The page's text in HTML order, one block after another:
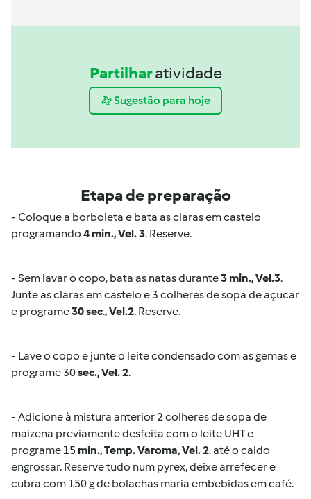
Partilharatividade
Sugestão para hoje
Etapa de preparação
- Coloque a borboleta e bata as claras em castelo
programando 4 min., Vel. 3. Reserve.
- Sem lavar o copo, bata as natas durante3 min., Vel.3.
Junte as claras em castelo e 3 colheres de sopa de açucar
e programe30 sec., Vel.2. Reserve.
- Lave o copo e junte o leite condensado com as gemas e
programe 30sec., Vel. 2.
- Adicione à mistura anterior 2 colheres de sopa de
maizena previamente desfeita com o leite UHT e
programe 15 min., Temp. Varoma, Vel. 2. até o caldo
engrossar. Reserve tudo num pyrex, deixe arrefecer e
cubra com 150 g de bolachas maria embebidas em café.